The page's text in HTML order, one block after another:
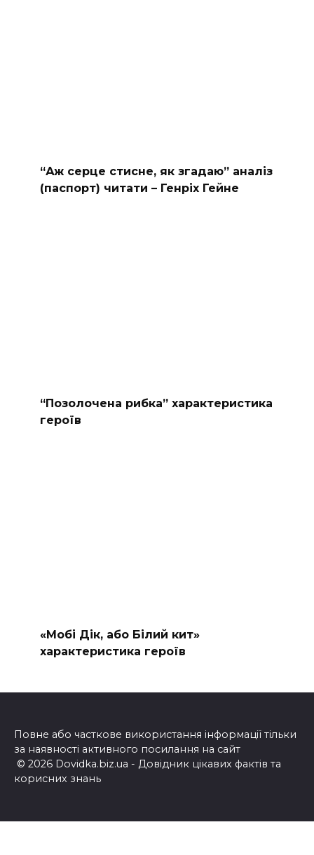
“Аж серце стисне, як згадаю” аналіз
(паспорт) читати – Генріх Гейне
“Позолочена рибка” характеристика
героїв
«Мобі Дік, або Білий кит»
характеристика героїв
Повне або часткове використання інформації тільки
за наявності активного посилання на сайт
© 2026 Dovidka.biz.ua - Довідник цікавих фактів та
корисних знань